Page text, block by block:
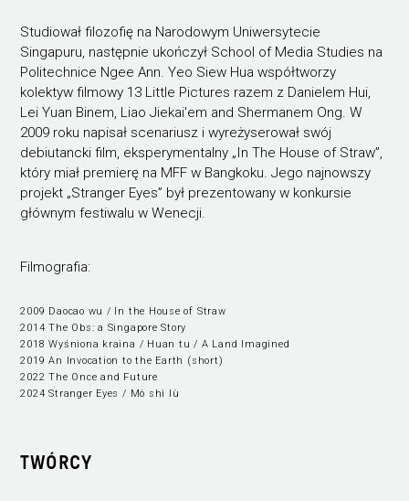
TWÓRCY
Studiował filozofię na Narodowym Uniwersytecie
Singapuru, następnie ukończył School of Media Studies na
Politechnice Ngee Ann. Yeo Siew Hua współtworzy
kolektyw filmowy 13 Little Pictures razem z Danielem Hui,
Lei Yuan Binem, Liao Jiekai'em and Shermanem Ong. W
2009 roku napisał scenariusz i wyreżyserował swój
debiutancki film, eksperymentalny „In The House of Straw”,
który miał premierę na MFF w Bangkoku. Jego najnowszy
projekt „Stranger Eyes” był prezentowany w konkursie
głównym festiwalu w Wenecji.
Filmografia:
2009 Daocao wu / In the House of Straw
2014 The Obs: a Singapore Story
2018 Wyśniona kraina / Huan tu / A Land Imagined
2019 An Invocation to the Earth (short)
2022 The Once and Future
2024 Stranger Eyes / Mò shì lù